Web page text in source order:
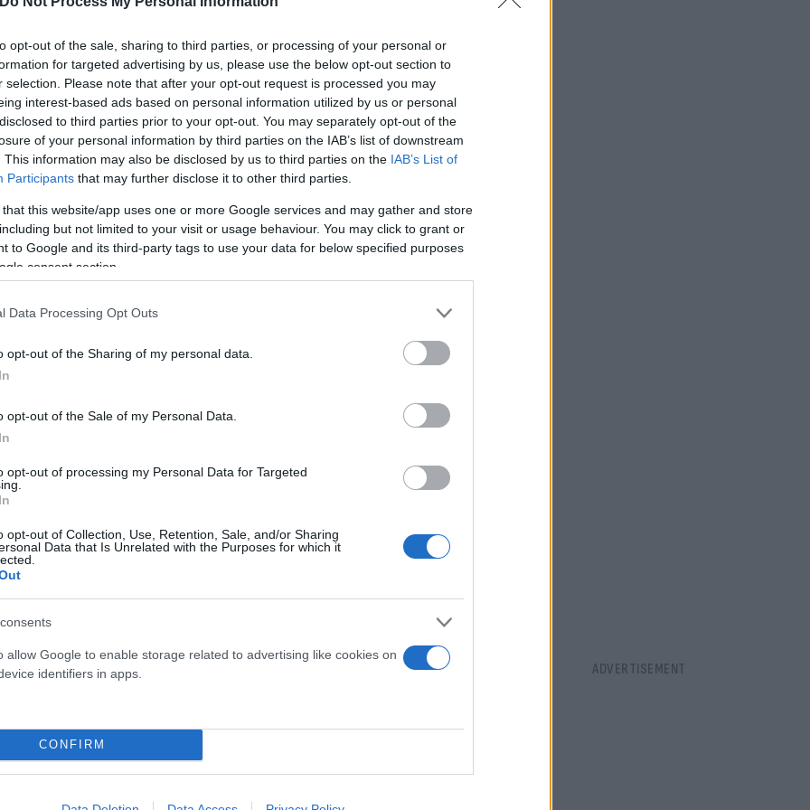
opt-out of the sale, sharing to third parties, or processing of your personal or
for targeted advertising by us, please use the below opt-out section to
selection. Please note that after your opt-out request is processed you may
interest-based ads based on personal information utilized by us or personal
to third parties prior to your opt-out. You may separately opt-out of the
of your personal information by third parties on the IAB’s list of downstream
This information may also be disclosed by us to third parties on the IAB’s List of
Participants that may further disclose it to other third parties.
that this website/app uses one or more Google services and may gather and store
but not limited to your visit or usage behaviour. You may click to grant or
to Google and its third-party tags to use your data for below specified purposes
consent section.
Data Processing Opt Outs
opt-out of the Sharing of my personal data.
opt-out of the Sale of my Personal Data.
opt-out of processing my Personal Data for Targeted
opt-out of Collection, Use, Retention, Sale, and/or Sharing
Data that Is Unrelated with the Purposes for which it
allow Google to enable storage related to advertising like cookies on
identifiers in apps.
CONFIRM
από τους πέντε ποδοσφαιριστές. Για την ακρίβεια, ο Οσάμα
διασώθηκαν. Ο Σαλμάν Χαράκ δεν έχει έχει βρεθεί ακόμα
εντοπίστηκε νεκρός.